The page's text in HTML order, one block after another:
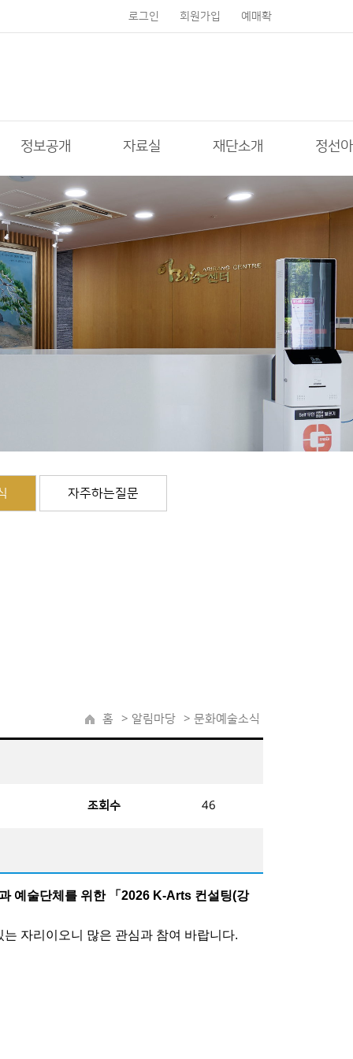
로그인 회원가입 예매확
정보공개 자료실 재단소개 정선
자주하는질문
> 문화예술소식
> 알림마당
홈
조회수 46
예술단체를 위한 「2026 K-Arts 컨설팅(강
자리이오니 많은 관심과 참여 바랍니다.